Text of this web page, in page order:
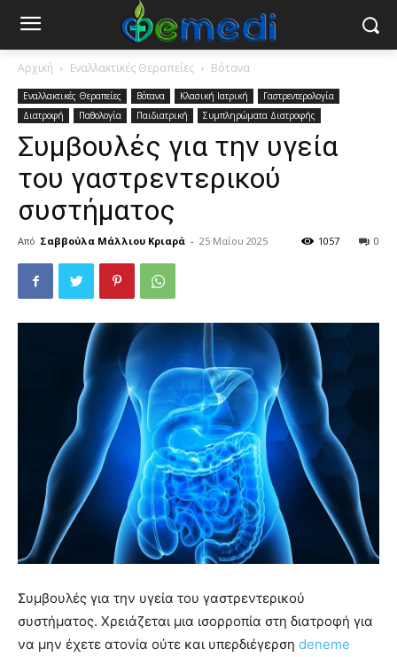
Αρχική Εναλλακτικές Θεραπείες Βότανα
Εναλλακτικές Θεραπείες Βότανα Κλασική Ιατρική
Γαστρεντερολογία
Διατροφή
Παθολογία Παιδιατρική Συμπληρώματα Διατροφής
Συμβουλές για την υγεία
του γαστρεντερικού
συστήματος
Από Σαββούλα Μάλλιου Κριαρά - 25 Μαΐου 2025 0
1057
Συμβουλές για την υγεία του γαστρεντερικού
συστήματος. Χρειάζεται μια ισορροπία στη διατροφή για
να μην έχετε ατονία ούτε και υπερδιέγερση deneme